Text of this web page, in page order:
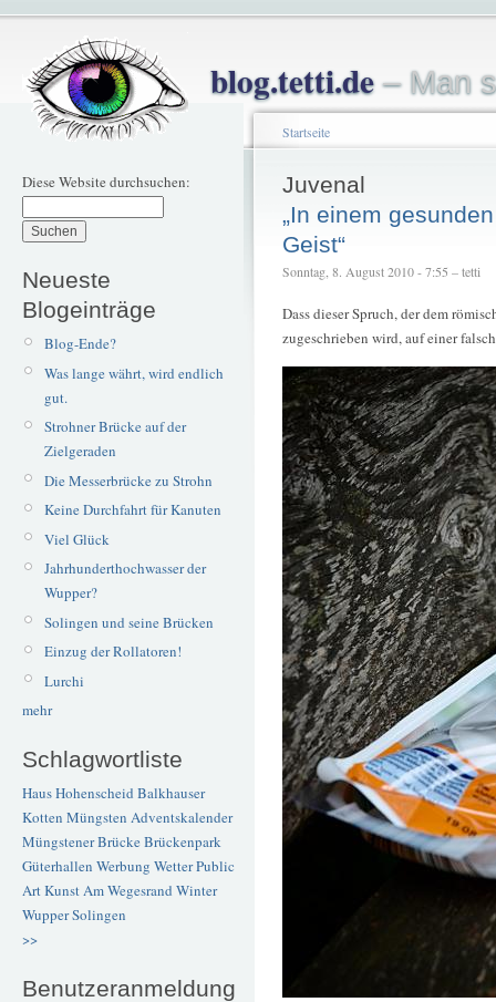
blog.tetti.de– Man
Diese Website durchsuchen:
Neueste
Blogeinträge
Blog-Ende?
Was lange währt, wird endlich
gut.
Strohner Brücke auf der
Zielgeraden
Die Messerbrücke zu Strohn
Keine Durchfahrt für Kanuten
Viel Glück
Jahrhunderthochwasser der
Wupper?
Solingen und seine Brücken
Einzug der Rollatoren!
Lurchi
mehr
Schlagwortliste
Haus Hohenscheid Balkhauser
Kotten Müngsten Adventskalender
Müngstener BrückeBrückenpark
Güterhallen Werbung WetterPublic
ArtKunstAm Wegesrand Winter
WupperSolingen
>>
Benutzeranmeldung
Startseite
Juvenal
„In einem
Geist“
Sonntag, 8. August 2010 - 7:55 – tetti
Dass dieser Spruch, der dem
zugeschrieben wird, auf einer